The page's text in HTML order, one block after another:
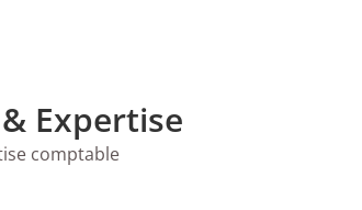
Expertise
comptable